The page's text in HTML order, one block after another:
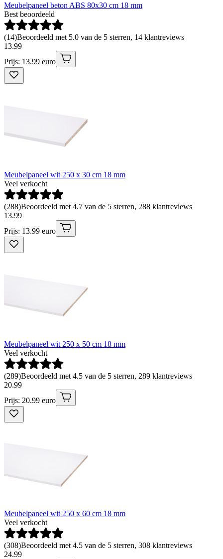
Meubelpaneel beton ABS 80x30 cm 18 mm
Best beoordeeld
(14)Beoordeeld met 5.0 van de 5 sterren, 14 klantreviews
13.99
Prijs: 13.99 euro
Meubelpaneel wit 250 x 30 cm 18 mm
Veel verkocht
(288)Beoordeeld met 4.7 van de 5 sterren, 288 klantreviews
13.99
Prijs: 13.99 euro
Meubelpaneel wit 250 x 50 cm 18 mm
Veel verkocht
(289)Beoordeeld met 4.5 van de 5 sterren, 289 klantreviews
20.99
Prijs: 20.99 euro
Meubelpaneel wit 250 x 60 cm 18 mm
Veel verkocht
(308)Beoordeeld met 4.5 van de 5 sterren, 308 klantreviews
24.99